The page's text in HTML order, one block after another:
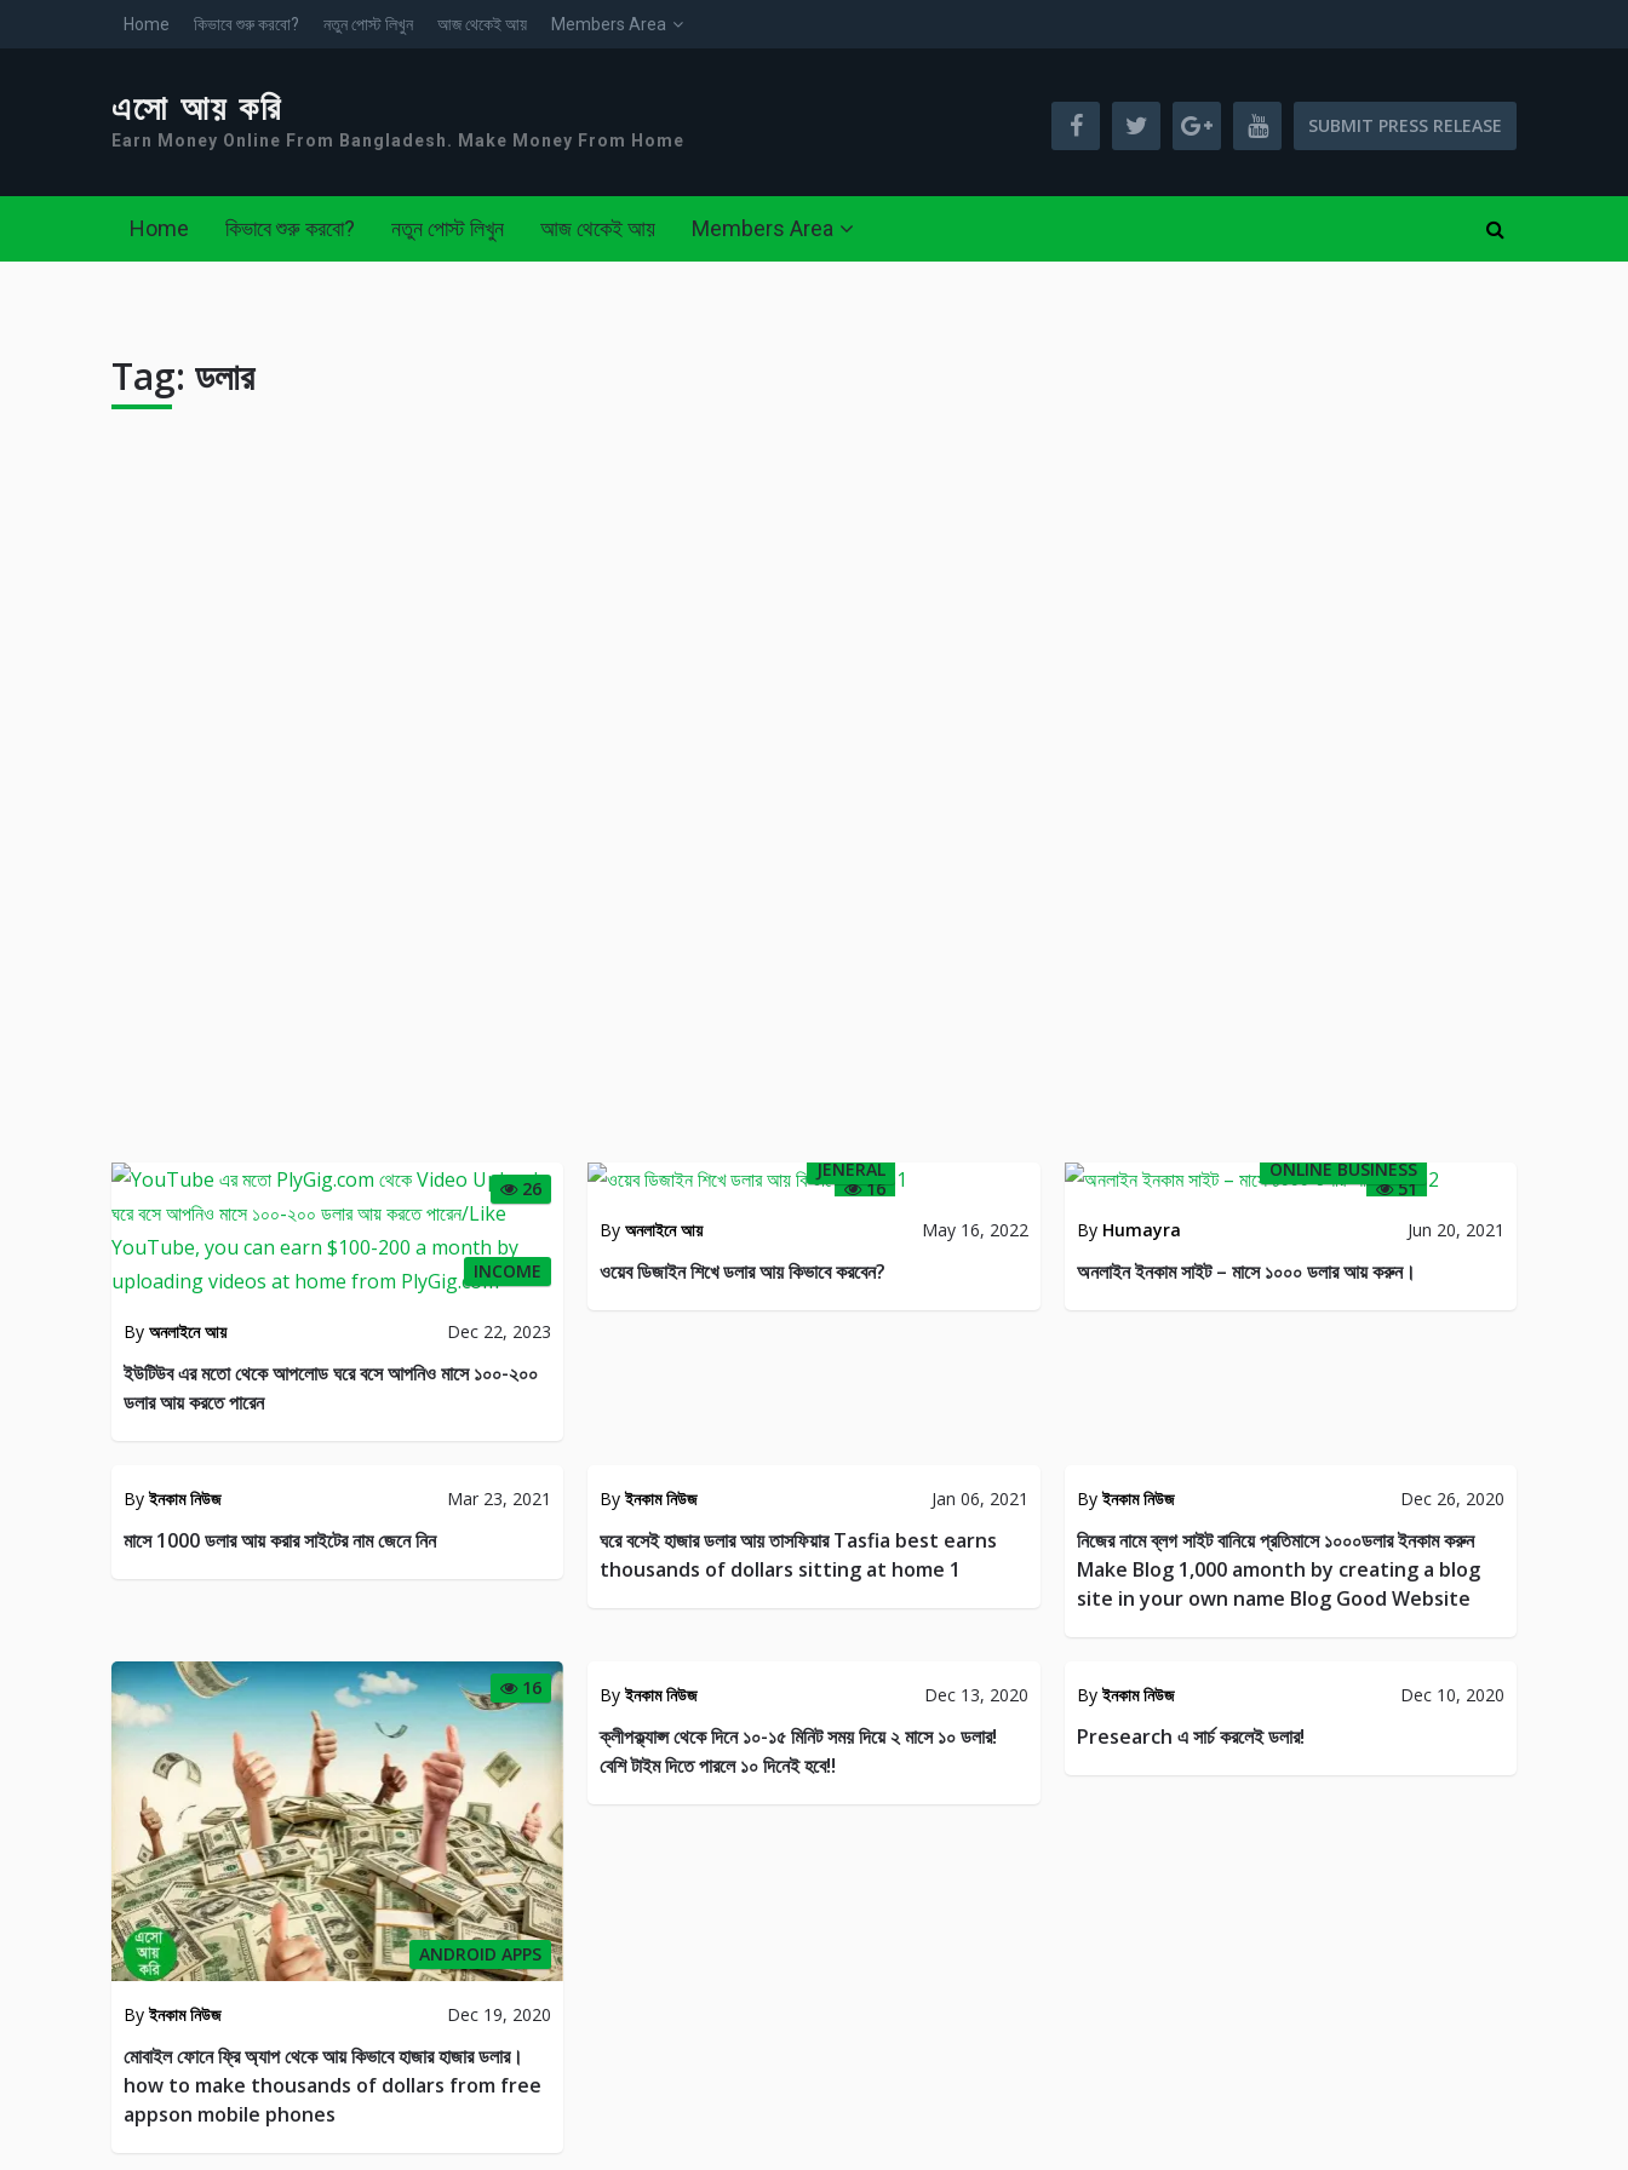
Home কিভাবে শুরু করবো? নতুন পোস্ট লিখুন আজ থেকেই আয় Members Area
এসো আয় করি
Earn Money Online From Bangladesh. Make Money From Home
SUBMIT PRESS RELEASE
Home কিভাবে শুরু করবো? নতুন পোস্ট লিখুন আজ থেকেই আয় Members Area
Tag: ডলার
26
INCOME
By অনলাইনে আয় Dec 22, 2023
ইউটিউব এর মতো থেকে আপলোড ঘরে বসে আপনিও মাসে ১০০-২০০
ডলার আয় করতে পারেন
16
JENERAL
Byঅনলাইনে আয় May 16, 2022
ওয়েব ডিজাইন শিখে ডলার আয় কিভাবে করবেন?
51
ONLINE BUSINESS
By Humayra Jun 20, 2021
অনলাইন ইনকাম সাইট – মাসে ১০০০ ডলার আয় করুন।
Byইনকাম নিউজ Mar 23, 2021
মাসে 1000 ডলার আয় করার সাইটের নাম জেনে নিন
17
EARN
FOR
LIFE
Byইনকাম নিউজ Jan 06, 2021
ঘরে বসেই হাজার ডলার আয় তাসফিয়ার Tasfia best earns
thousands of dollars sitting at home 1
21 Byইনকাম নিউজ Dec 26, 2020
নিজের নামে ব্লগ সাইট বানিয়ে প্রতিমাসে ১০০০ডলার ইনকাম করুন
Make Blog 1,000 amonth by creating a blog
site in your own name Blog Good Website
16
ANDROID APPS
Byইনকাম নিউজ Dec 19, 2020
মোবাইল ফোনে ফ্রি অ্যাপ থেকে আয় কিভাবে হাজার হাজার ডলার।
how to make thousands of dollars from free
appson mobile phones
57 Byইনকাম নিউজ Dec 13, 2020
ক্লীপক্ল্যাপ্স থেকে দিনে ১০-১৫ মিনিট সময় দিয়ে ২ মাসে ১০ ডলার!
বেশি টাইম দিতে পারলে ১০ দিনেই হবে!!
65 Byইনকাম নিউজ Dec 10, 2020
Presearch এ সার্চ করলেই ডলার!